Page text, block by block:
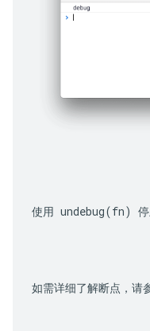
使用 undebug(fn)
如需详细了解断点，请